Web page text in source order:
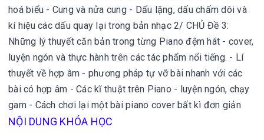
hoá biểu - Cung và nửa cung - Dấu lặng, dấu chấm dôi và
kí hiệu các dấu quay lại trong bản nhạc 2/ CHỦ Đề 3:
Những lý thuyết căn bản trong từng Piano đệm hát - cover,
luyện ngón và thực hành trên các tác phẩm nổi tiếng. - Lí
thuyết về hợp âm - phương pháp tự vỡ bài nhanh với các
bài có hợp âm - Các kĩ thuật trên Piano - luyện ngón, chạy
gam - Cách chơi lại một bài piano cover bất kì đơn giản
NỘI DUNG KHÓA HỌC